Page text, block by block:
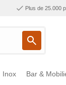
Plus de 25.000
Inox Bar &